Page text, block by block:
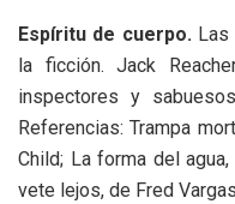
Espíritu de cuerpo.Las
la ficción. Jack
inspectores y
Referencias: Trampa
Child; La forma del
vete lejos, de Fred